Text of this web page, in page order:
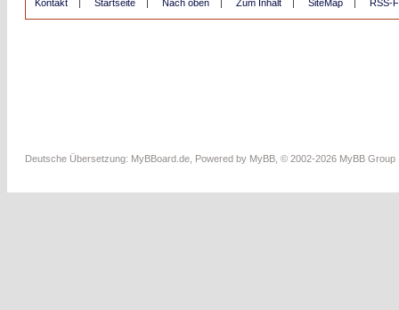
Kontakt | Startseite | Nach oben | Zum Inhalt | SiteMap | RSS-
Deutsche Übersetzung: MyBBoard.de , Powered by MyBB , © 2002-2026 MyBB Group